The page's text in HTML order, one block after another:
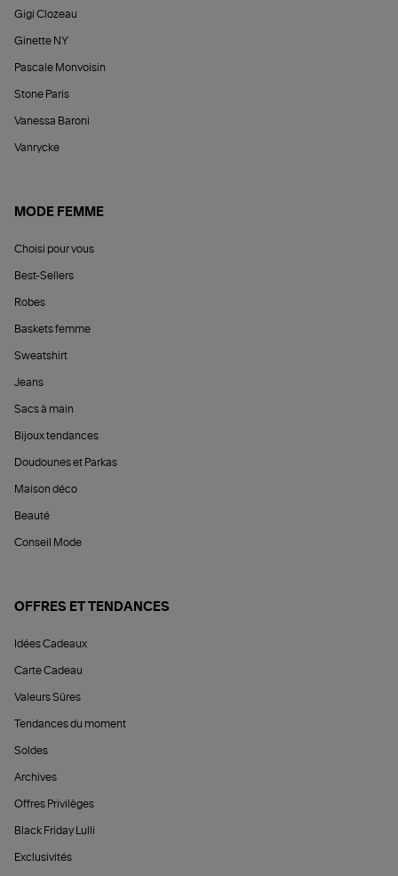
Gigi Clozeau
Ginette NY
Pascale Monvoisin
Stone Paris
Vanessa Baroni
Vanrycke
MODE FEMME
Choisi pour vous
Best-Sellers
Robes
Baskets femme
Sweatshirt
Jeans
Sacs à main
Bijoux tendances
Doudounes et Parkas
Maison déco
Beauté
Conseil Mode
OFFRES ET TENDANCES
Idées Cadeaux
Carte Cadeau
Valeurs Sûres
Tendances du moment
Soldes
Archives
Offres Privilèges
Black Friday Lulli
Exclusivités